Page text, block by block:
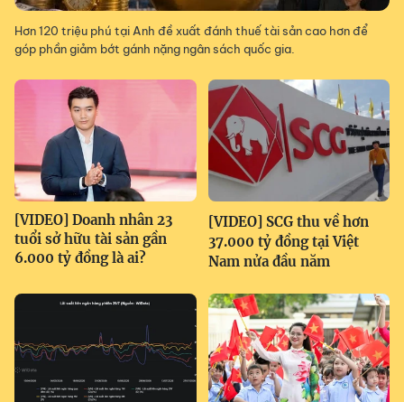
Hơn 120 triệu phú tại Anh đề xuất đánh thuế tài sản cao hơn để
góp phần giảm bớt gánh nặng ngân sách quốc gia.
[VIDEO] Doanh nhân 23
tuổi sở hữu tài sản gần
6.000 tỷ đồng là ai?
[VIDEO] SCG thu về hơn
37.000 tỷ đồng tại Việt
Nam nửa đầu năm